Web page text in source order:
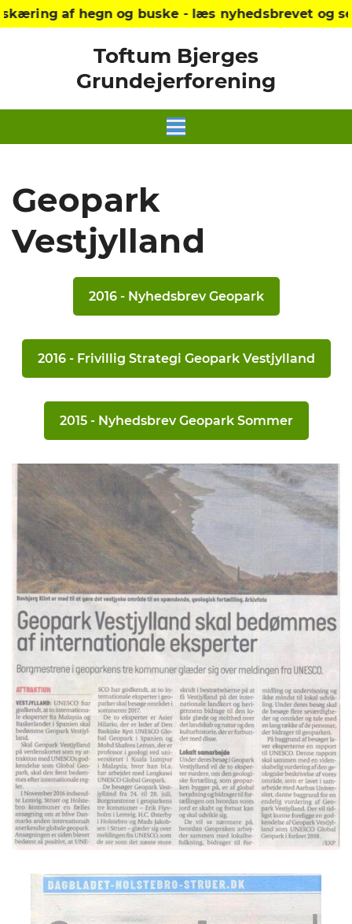
af hegn og buske - læs nyhedsbrevet og se
Toftum Bjerges
Grundejerforening
Geopark
Vestjylland
2016 - Nyhedsbrev Geopark
2016 - Frivillig Strategi Geopark Vestjylland
2015 - Nyhedsbrev Geopark Sommer